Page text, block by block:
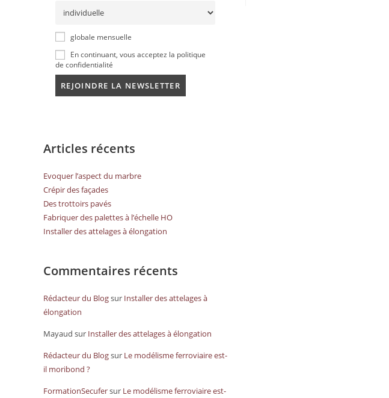
globale mensuelle
En continuant, vous acceptez la politique
de confidentialité
Articles récents
Evoquer l’aspect du marbre
Crépir des façades
Des trottoirs pavés
Fabriquer des palettes à l’échelle HO
Installer des attelages à élongation
Commentaires récents
Rédacteur du Blogsur Installer des attelages à
élongation
Mayaud sur Installer des attelages à élongation
Rédacteur du Blogsur Le modélisme ferroviaire est-
il moribond ?
FormationSecufersur Le modélisme ferroviaire est-